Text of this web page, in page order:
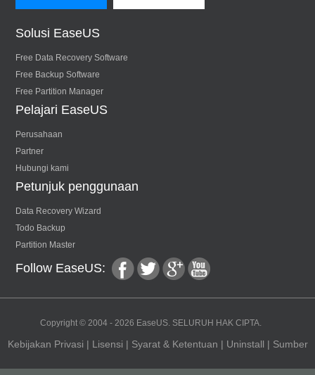
Solusi EaseUS
Free Data Recovery Software
Free Backup Software
Free Partition Manager
Pelajari EaseUS
Perusahaan
Partner
Hubungi kami
Petunjuk penggunaan
Data Recovery Wizard
Todo Backup
Partition Master
Follow EaseUS:
fac twitt goo you
Copyright © 2004 - 2026 EaseUS. SELURUH HAK CIPTA.
Kebijakan Privasi | Lisensi | Syarat & Ketentuan | Uninstall | Sumber